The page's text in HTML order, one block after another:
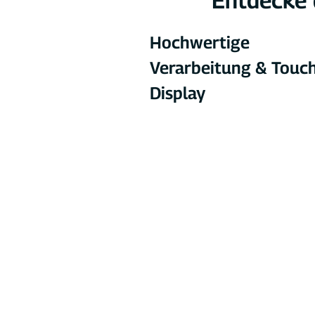
Hochwertige
Verarbeitung &
Display